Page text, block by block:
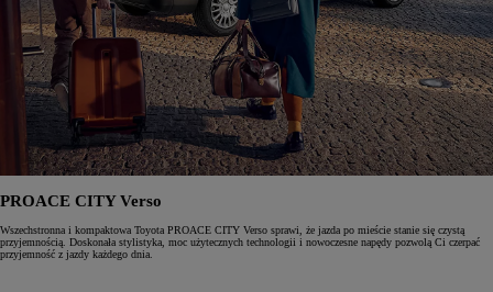
PROACE CITY Verso
Wszechstronna i kompaktowa Toyota PROACE CITY Verso sprawi, że jazda po mieście stanie się czystą
przyjemnością. Doskonała stylistyka, moc użytecznych technologii i nowoczesne napędy pozwolą Ci czerpać
przyjemność z jazdy każdego dnia.